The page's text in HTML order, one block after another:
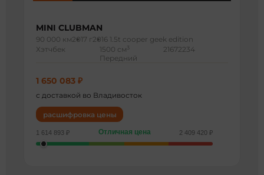
MINI CLUBMAN
90 000 км2017 г 2016 1.5t cooper geek edition
Хэтчбек
1500 см 3
Передний
21672234
1 650 083 ₽
с доставкой во Владивосток
расшифровка цены
1 614 893 ₽ Отличная цена 2 409 420 ₽